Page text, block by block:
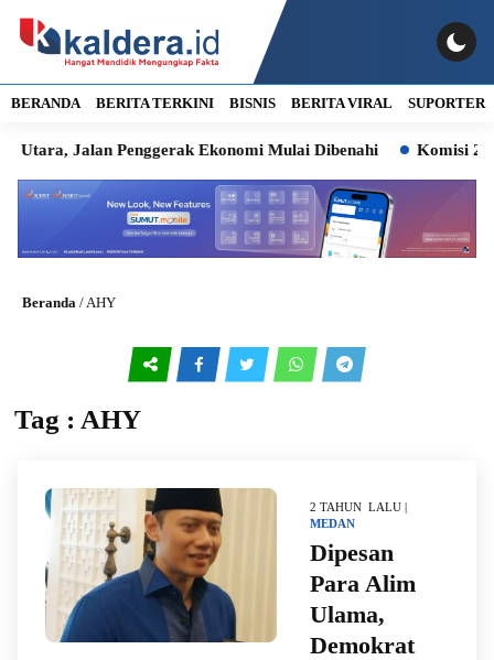
BERANDA BERITA TERKINI BISNIS BERITA VIRAL SUPORTER
Jalan Penggerak Ekonomi Mulai Dibenahi Komisi 2 Soroti
Beranda / AHY
Tag : AHY
2 TAHUN LALU |
MEDAN
Dipesan
Para Alim
Ulama,
Demokrat